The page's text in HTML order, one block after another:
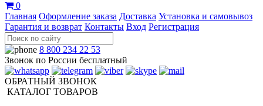
0
Главная Оформление заказа Доставка Установка и самовывоз
Гарантия и возврат Контакты Вход Регистрация
8 800 234 22 53
Звонок по России бесплатный
ОБРАТНЫЙ ЗВОНОК
КАТАЛОГ ТОВАРОВ